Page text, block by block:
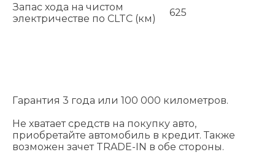
Запас хода на чистом
электричестве по CLTC (км)
625
Гарантия 3 года или 100 000 километров.
Не хватает средств на покупку авто,
приобретайте автомобиль в кредит. Также
возможен зачет TRADE-IN в обе стороны.